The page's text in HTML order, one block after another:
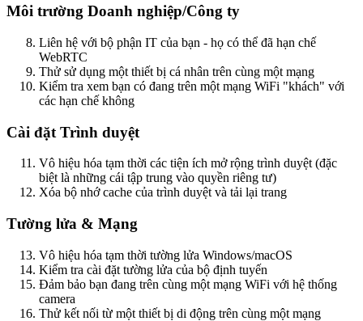
Môi trường Doanh nghiệp/Công ty
Liên hệ với bộ phận IT của bạn - họ có thể đã hạn chế
WebRTC
Thử sử dụng một thiết bị cá nhân trên cùng một mạng
Kiểm tra xem bạn có đang trên một mạng WiFi "khách" với
các hạn chế không
Cài đặt Trình duyệt
Vô hiệu hóa tạm thời các tiện ích mở rộng trình duyệt (đặc
biệt là những cái tập trung vào quyền riêng tư)
Xóa bộ nhớ cache của trình duyệt và tải lại trang
Tường lửa & Mạng
Vô hiệu hóa tạm thời tường lửa Windows/macOS
Kiểm tra cài đặt tường lửa của bộ định tuyến
Đảm bảo bạn đang trên cùng một mạng WiFi với hệ thống
camera
Thử kết nối từ một thiết bị di động trên cùng một mạng